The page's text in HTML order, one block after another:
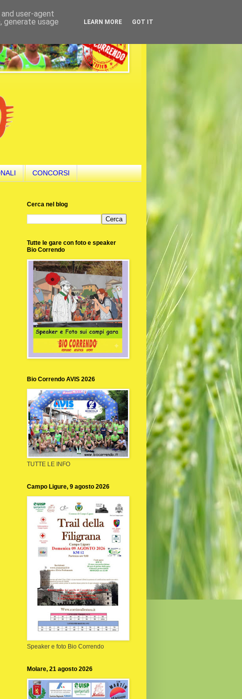
CONCORSI
Cerca nel blog
Tutte le gare con foto e speaker
Bio Correndo
Bio Correndo AVIS 2026
TUTTE LE INFO
Campo Ligure, 9 agosto 2026
Speaker e foto Bio Correndo
Molare, 21 agosto 2026
user-agent
generate usage
LEARN MORE GOT IT